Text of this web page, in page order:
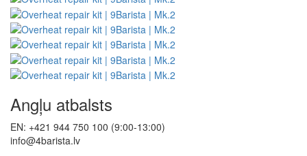
Angļu atbalsts
EN: +421 944 750 100 (9:00-13:00)
info@4barista.lv